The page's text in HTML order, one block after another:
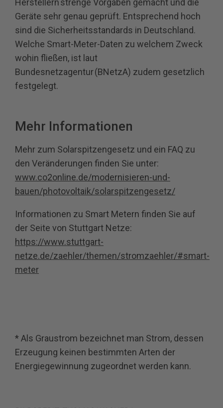
Herstellern strenge Vorgaben gemacht und die
Geräte sehr genau geprüft. Entsprechend hoch
sind die Sicherheitsstandards in Deutschland.
Welche Smart-Meter-Daten zu welchem Zweck
wohin fließen, ist laut
Bundesnetzagentur (BNetzA) zudem gesetzlich
festgelegt.
Mehr Informationen
Mehr zum Solarspitzengesetz und ein FAQ zu
den Veränderungen finden Sie unter:
www.co2online.de/modernisieren-und-
bauen/photovoltaik/solarspitzengesetz/
Informationen zu Smart Metern finden Sie auf
der Seite von Stuttgart Netze:
https://www.stuttgart-
netze.de/zaehler/themen/stromzaehler/#smart-
meter
* Als Graustrom bezeichnet man Strom, dessen
Erzeugung keinen bestimmten Arten der
Energiegewinnung zugeordnet werden kann.